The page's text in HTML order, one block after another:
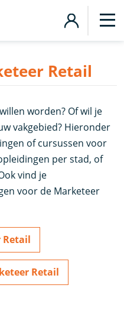
Retail
worden? Of wil je
vakgebied? Hieronder
of cursussen voor
per stad, of
vind je
voor de Marketeer
Retail
Retail